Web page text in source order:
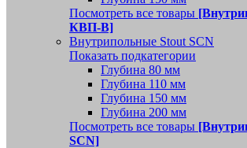
Посмотреть все товары
КВП-В]
Внутрипольные Stout SCN
Показать подкатегории
Глубина 80 мм
Глубина 110 мм
Глубина 150 мм
Глубина 200 мм
Посмотреть все товары
SCN]